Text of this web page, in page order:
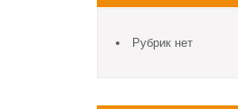
Рубрик нет